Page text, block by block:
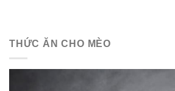
THỨC ĂN CHO MÈO